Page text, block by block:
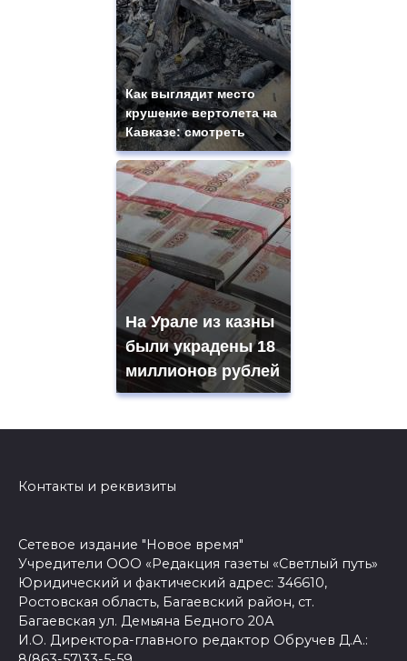
Как выглядит место
крушение вертолета на
Кавказе: смотреть
На Урале из казны
были украдены 18
миллионов рублей
Контакты и реквизиты
Сетевое издание "Новое время"
Учредители ООО «Редакция газеты «Светлый путь»
Юридический и фактический адрес: 346610,
Ростовская область, Багаевский район, ст.
Багаевская ул. Демьяна Бедного 20А
И.О. Директора-главного редактор Обручев Д.А.: